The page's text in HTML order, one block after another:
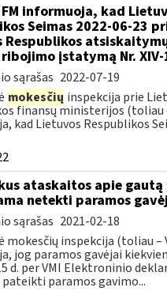
FM informuoja, kad
Seimas 2022-06-23
Respublikos
įstatymą Nr. XIV-
sąrašas 2022-07-19
mokesčių inspekcija prie
finansų ministerijos (toliau
kad Lietuvos Respublikos
ataskaitos apie gautą
netekti paramos
sąrašas 2021-02-18
mokesčių inspekcija (toliau –
jog paramos gavėjai
d. per VMI Elektroninio
pateikti paramos gavimo...